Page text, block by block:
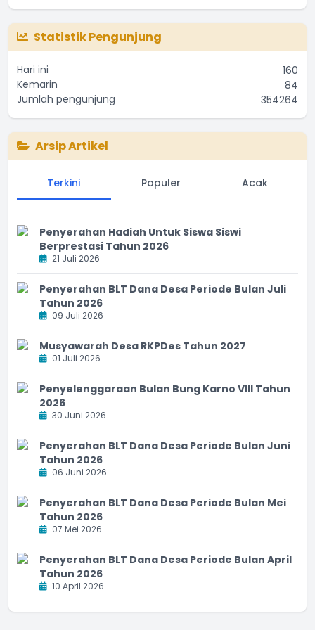
The chart has 1 Y axis displaying values. Range: 0 to
Statistik Pengunjung
Hari ini
160
Kemarin
84
Jumlah pengunjung
354264
Arsip Artikel
Terkini Populer Acak
Penyerahan Hadiah Untuk Siswa Siswi
Berprestasi Tahun 2026
21 Juli 2026
Penyerahan BLT Dana Desa Periode Bulan Juli
Tahun 2026
09 Juli 2026
Musyawarah Desa RKPDes Tahun 2027
01 Juli 2026
Penyelenggaraan Bulan Bung Karno VIII Tahun
2026
30 Juni 2026
Penyerahan BLT Dana Desa Periode Bulan Juni
Tahun 2026
06 Juni 2026
Penyerahan BLT Dana Desa Periode Bulan Mei
Tahun 2026
07 Mei 2026
Penyerahan BLT Dana Desa Periode Bulan April
Tahun 2026
10 April 2026